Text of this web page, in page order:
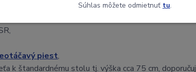
piest,
k štandardnému stolu tj. výška cca 75 cm,
Súhlas môžete odmietnuť tu.